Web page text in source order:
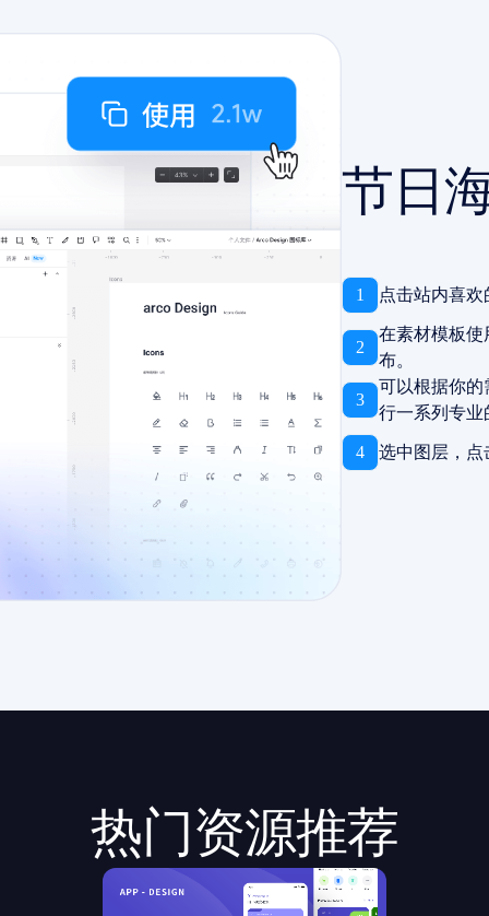
节日
1 点击站内喜
2
在素材模板使
布。
3
可以根据你的
行一系列专
4 选中图层，点
热门资源推荐